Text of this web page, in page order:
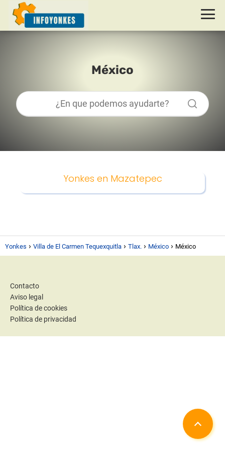
México
Yonkes en Mazatepec
Yonkes Villa de El Carmen Tequexquitla Tlax. México México
Contacto
Aviso legal
Política de cookies
Política de privacidad